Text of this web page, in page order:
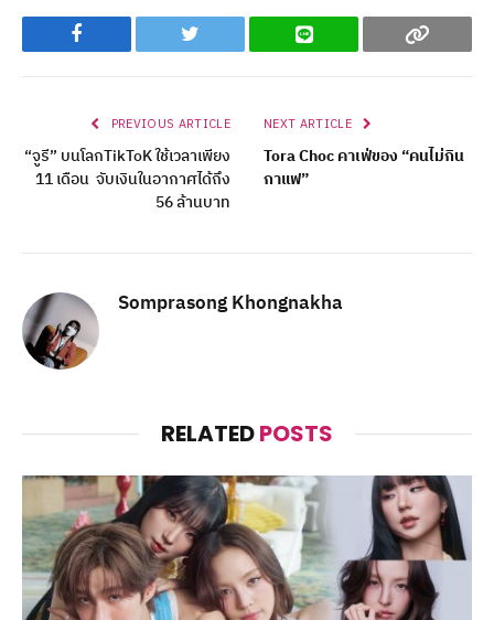
Facebook Twitter Line Copy
PREVIOUS ARTICLE
“จูรี” บนโลกTikToK ใช้เวลาเพียง
11 เดือน จับเงินในอากาศได้ถึง
56 ล้านบาท
NEXT ARTICLE
Tora Choc คาเฟ่ของ “คนไม่กิน
กาแฟ”
Somprasong Khongnakha
RELATEDPOSTS